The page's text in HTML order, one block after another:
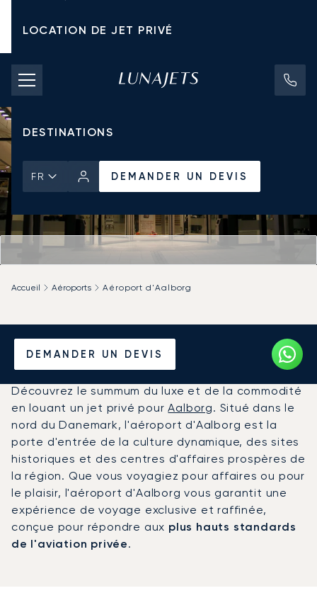
LOCATION DE JET PRIVÉ
TARIFS D'AFFRÈTEMENT
JETS PRIVÉS
DESTINATIONS
FR DEMANDER UN DEVIS
DEMANDER UN DEVIS
Accueil Aéroports Aéroport d'Aalborg
Louer un Jet Privé de/vers
l'Aéroport d'Aalborg
Découvrez le summum du luxe et de la commodité
en louant un jet privé pourAalborg. Situé dans le
nord du Danemark, l'aéroport d'Aalborg est la
porte d'entrée de la culture dynamique, des sites
historiques et des centres d'affaires prospères de
la région. Que vous voyagiez pour affaires ou pour
le plaisir, l'aéroport d'Aalborg vous garantit une
expérience de voyage exclusive et raffinée,
conçue pour répondre aux plus hauts standards
de l'aviation privée.